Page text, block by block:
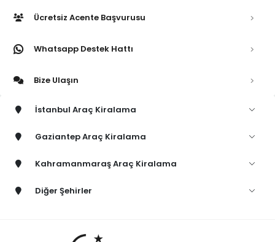
Ücretsiz Acente Başvurusu
Whatsapp Destek Hattı
Bize Ulaşın
İstanbul Araç Kiralama
Gaziantep Araç Kiralama
Kahramanmaraş Araç Kiralama
Diğer Şehirler